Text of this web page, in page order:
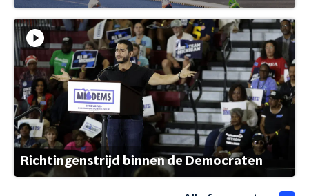
Richtingenstrijd binnen de Democraten